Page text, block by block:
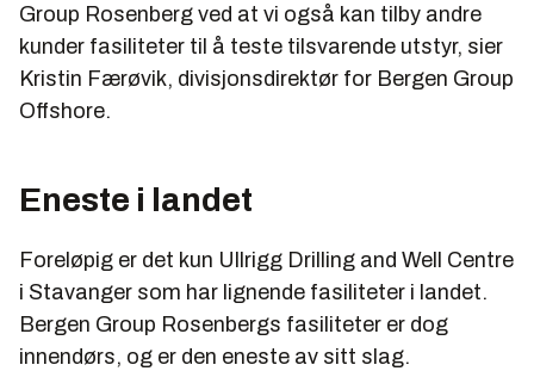
Group Rosenberg ved at vi også kan tilby andre
kunder fasiliteter til å teste tilsvarende utstyr, sier
Kristin Færøvik, divisjonsdirektør for Bergen Group
Offshore.
Eneste i landet
Foreløpig er det kun Ullrigg Drilling and Well Centre
i Stavanger som har lignende fasiliteter i landet.
Bergen Group Rosenbergs fasiliteter er dog
innendørs, og er den eneste av sitt slag.